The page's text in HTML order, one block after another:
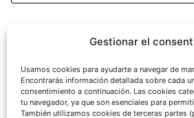
Gestionar el
Usamos cookies para ayudarte a navegar de
Encontrarás información detallada sobre cada
consentimiento a continuación. Las cookies
tu navegador, ya que son esenciales para
También utilizamos cookies de terceras partes